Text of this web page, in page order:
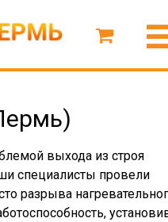
выхода из строя
специалисты провели
разрыва